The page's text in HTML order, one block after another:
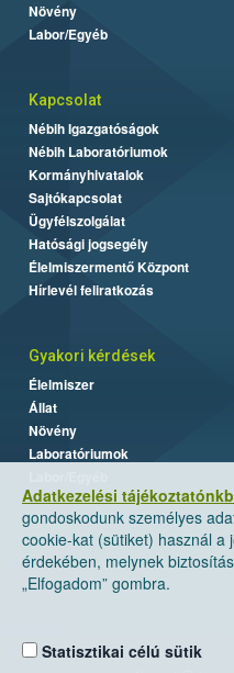
Adatkezelési
gondoskodunk személyes
cookie-kat (sütiket) használ a
érdekében, melynek
„Elfogadom” gombra.
Statisztikai célú sütik
Növény
Labor/Egyéb
Kapcsolat
Nébih Igazgatóságok
Nébih Laboratóriumok
Kormányhivatalok
Sajtókapcsolat
Ügyfélszolgálat
Hatósági jogsegély
Élelmiszermentő Központ
Hírlevél feliratkozás
Gyakori kérdések
Élelmiszer
Állat
Növény
Laboratóriumok